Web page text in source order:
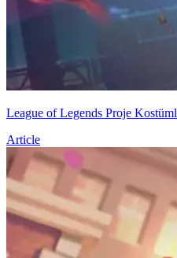
League of Legends Proje
Article